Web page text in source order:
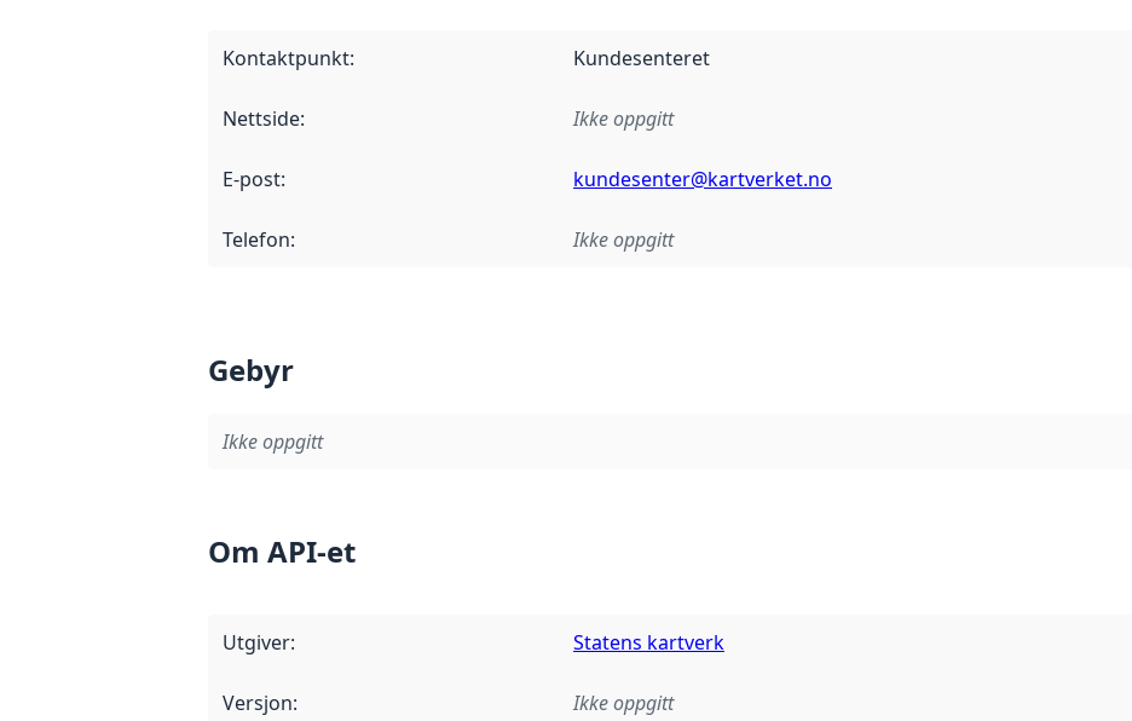
Kontaktpunkt: Kundesenteret
Nettside: Ikke oppgitt
E-post: kundesenter@kartverket.no
Telefon: Ikke oppgitt
Gebyr
Ikke oppgitt
Om API-et
Utgiver: Statens kartverk
Versjon: Ikke oppgitt